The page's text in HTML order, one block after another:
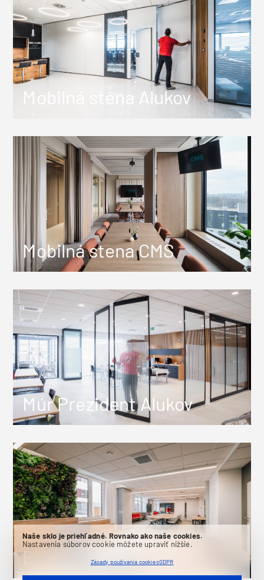
Naše sklo je priehľadné. Rovnako ako naše cookies.
Nastavenia súborov cookie môžete upraviť nižšie.
Zásady používania cookiesGDPR
Mobilná stena Alukov
Mobilná stena CMS
Múr Prezident Alukov
Brněnské komunikace